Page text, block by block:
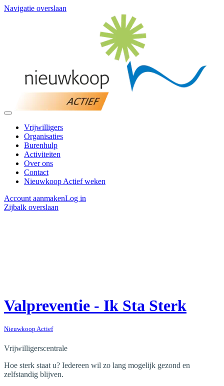
Navigatie overslaan
Vrijwilligers
Organisaties
Burenhulp
Activiteiten
Over ons
Contact
Nieuwkoop Actief weken
Account aanmakenLog in
Zijbalk overslaan
Valpreventie - Ik Sta Sterk
Nieuwkoop Actief
Vrijwilligerscentrale
Hoe sterk staat u? Iedereen wil zo lang mogelijk gezond en
zelfstandig blijven.